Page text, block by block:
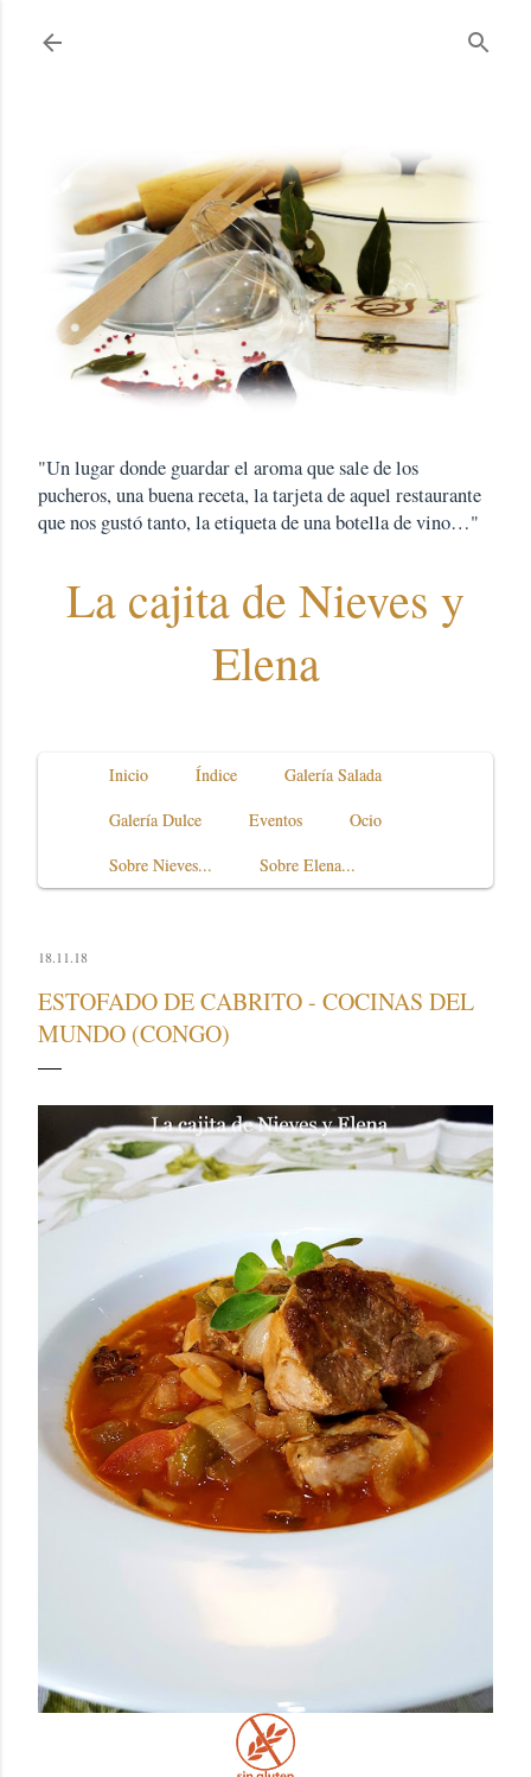
"Un lugar donde guardar el aroma que sale de los
pucheros, una buena receta, la tarjeta de aquel restaurante
que nos gustó tanto, la etiqueta de una botella de vino…"
La cajita de Nieves y
Elena
Inicio Índice
Galería Salada
Galería Dulce
Eventos
Ocio
Sobre Nieves...
Sobre Elena...
18.11.18
ESTOFADO DE CABRITO - COCINAS DEL
MUNDO (CONGO)